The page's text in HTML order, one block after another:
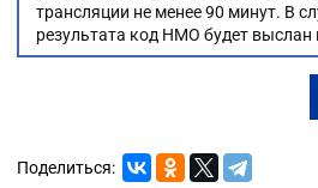
трансляции не менее 90 минут. В
результата код НМО будет выслан
Поделиться: